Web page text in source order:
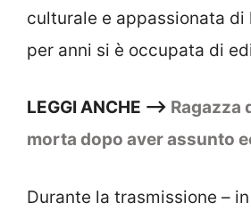
culturale e appassionata di
per anni si è occupata di
LEGGI ANCHE –> Ragazza
morta dopo aver assunto
Durante la trasmissione –